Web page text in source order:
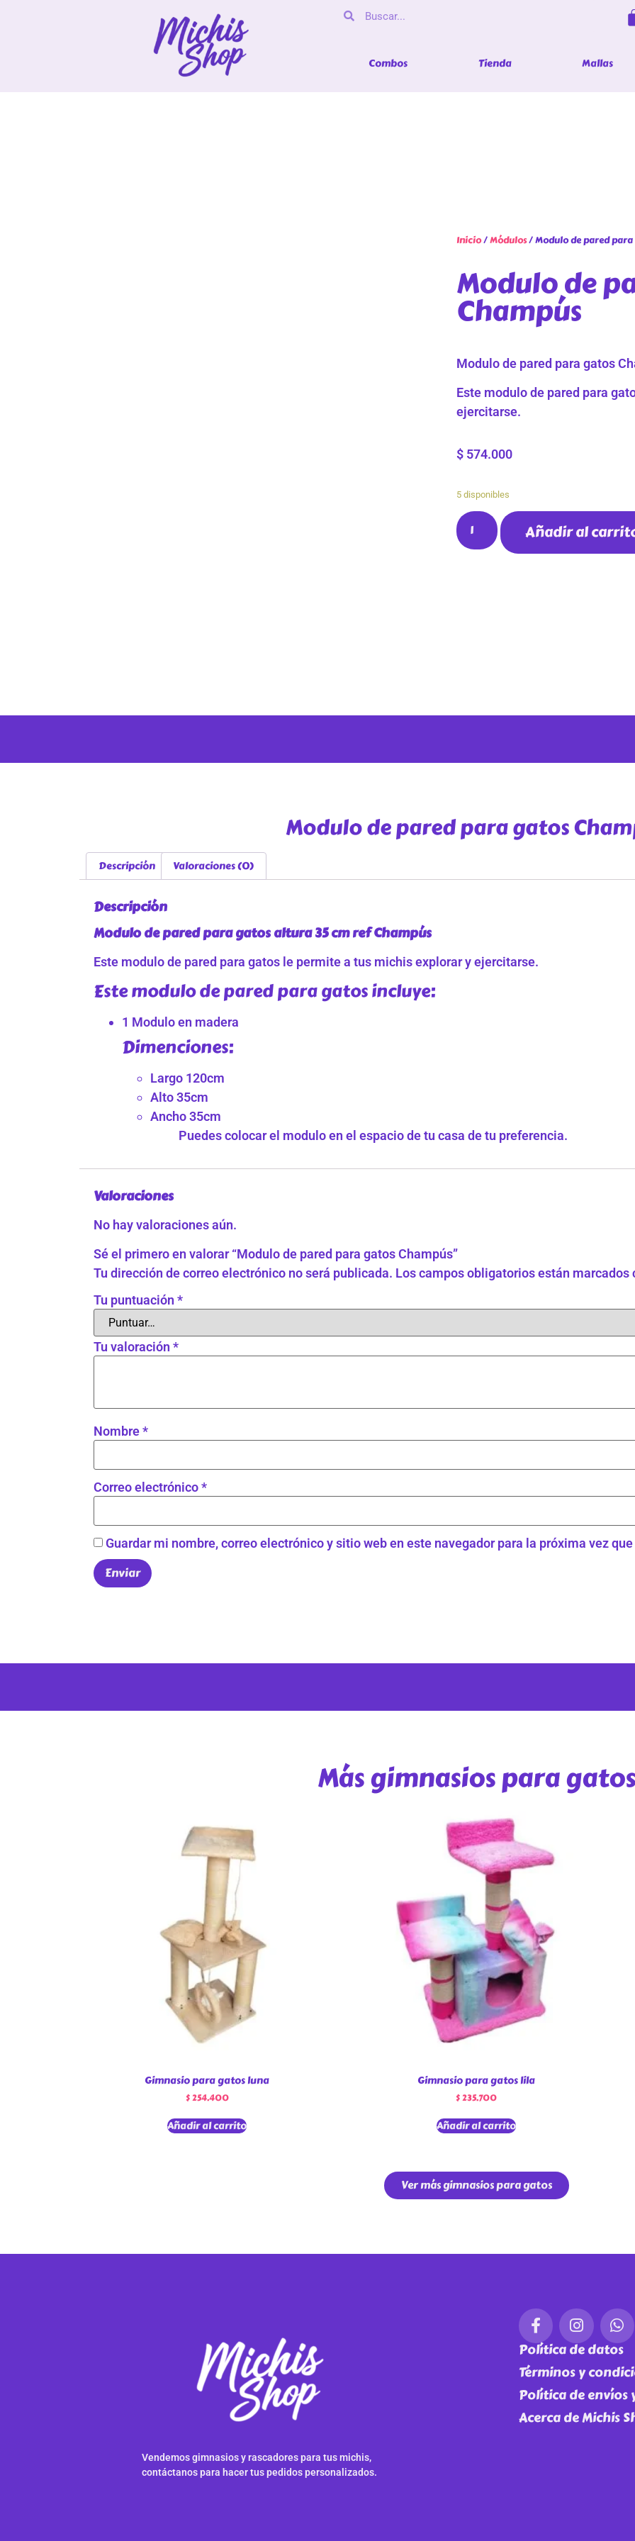
Combos Tienda Mallas
Inicio/Módulos/ Modulo de pared para
Modulo de
Champús
Modulo de pared para gatos
Este modulo de pared para
ejercitarse.
$574.000
5 disponibles
Añadir al
Modulo de pared para gatos
Descripción Valoraciones (0)
Descripción
Modulo de pared para gatos altura 35 cm ref Champús
Este modulo de pared para gatos le permite a tus michis explorar y ejercitarse.
Este modulo de pared para gatos incluye:
1 Modulo en madera
Dimenciones:
Largo 120cm
Alto 35cm
Ancho 35cm
Puedes colocar el modulo en el espacio de tu casa de tu preferencia.
Valoraciones
No hay valoraciones aún.
Sé el primero en valorar “Modulo de pared para gatos Champús”
Tu dirección de correo electrónico no será publicada. Los campos obligatorios están marcados
Tu puntuación *
Tu valoración *
Nombre*
Correo electrónico*
Guardar mi nombre, correo electrónico y sitio web en este navegador para la próxima vez
Más gimnasios para gatos
Gimnasio para gatos luna
$254.400
Añadir al carrito
Gimnasio para gatos lila
$235.700
Añadir al carrito
Ver más gimnasios para gatos
Vendemos gimnasios y rascadores para tus michis,
contáctanos para hacer tus pedidos personalizados.
Política de datos
Términos y
Política de envíos
Acerca de Michis